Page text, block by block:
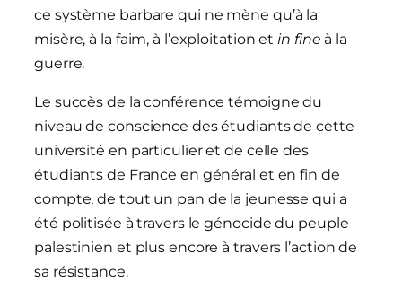
ce système barbare qui ne mène qu’à la
misère, à la faim, à l’exploitation etin fine à la
guerre.
Le succès de la conférence témoigne du
niveau de conscience des étudiants de cette
université en particulier et de celle des
étudiants de France en général et en fin de
compte, de tout un pan de la jeunesse qui a
été politisée à travers le génocide du peuple
palestinien et plus encore à travers l’action de
sa résistance.